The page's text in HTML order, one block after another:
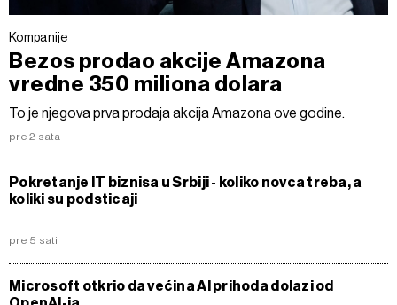
Kompanije
Bezos prodao akcije Amazona
vredne 350 miliona dolara
To je njegova prva prodaja akcija Amazona ove godine.
pre 2 sata
Pokretanje IT biznisa u Srbiji - koliko novca treba, a
koliki su podsticaji
pre 5 sati
Microsoft otkrio da većina AI prihoda dolazi od